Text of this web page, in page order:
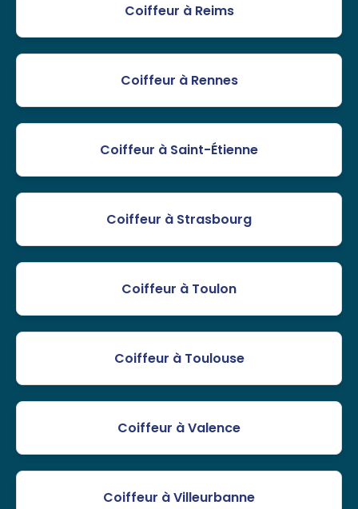
Coiffeur à Reims
Coiffeur à Rennes
Coiffeur à Saint-Étienne
Coiffeur à Strasbourg
Coiffeur à Toulon
Coiffeur à Toulouse
Coiffeur à Valence
Coiffeur à Villeurbanne